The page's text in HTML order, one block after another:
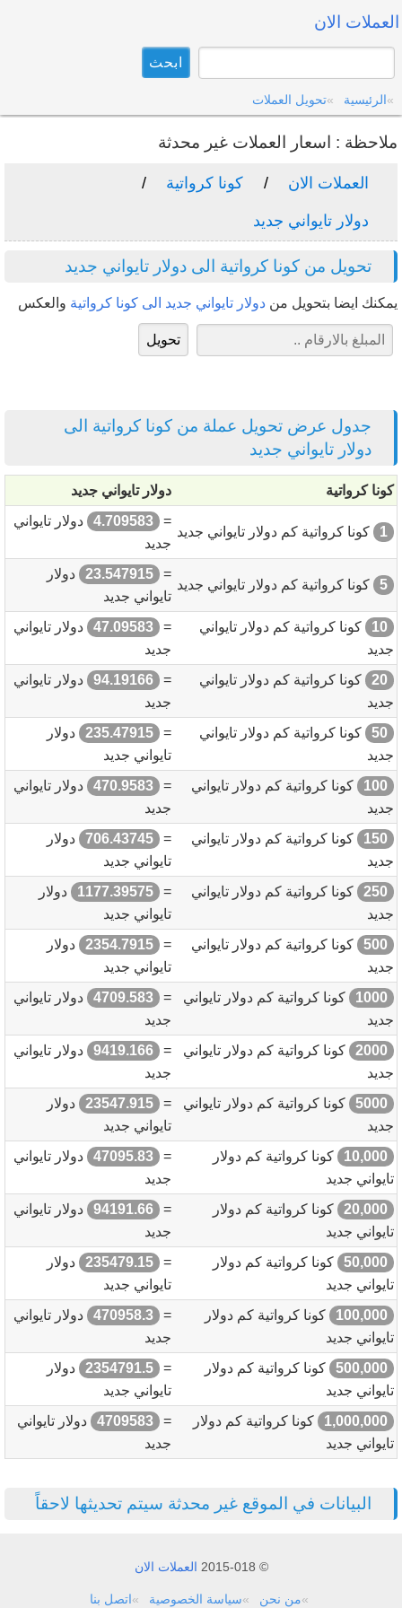
العملات الان
الرئيسية تحويل العملات
ملاحظة : اسعار العملات غير محدثة
العملات الان كونا كرواتية
دولار تايواني جديد
تحويل من كونا كرواتية الى دولار تايواني جديد
يمكنك ايضا بتحويل من دولار تايواني جديد الى كونا كرواتية والعكس
جدول عرض تحويل عملة من كونا كرواتية الى
دولار تايواني جديد
كونا كرواتية دولار تايواني جديد
1 كونا كرواتية كم دولار تايواني جديد
=
4.709583
دولار تايواني
جديد
5 كونا كرواتية كم دولار تايواني جديد
=
23.547915
دولار
تايواني جديد
10
كونا كرواتية كم دولار تايواني
جديد
=
47.09583
دولار تايواني
جديد
20
كونا كرواتية كم دولار تايواني
جديد
=
94.19166
دولار تايواني
جديد
50
كونا كرواتية كم دولار تايواني
جديد
=
235.47915
دولار
تايواني جديد
100
كونا كرواتية كم دولار تايواني
جديد
=
470.9583
دولار تايواني
جديد
150
كونا كرواتية كم دولار تايواني
جديد
=
706.43745
دولار
تايواني جديد
250
كونا كرواتية كم دولار تايواني
جديد
=
1177.39575
دولار
تايواني جديد
500
كونا كرواتية كم دولار تايواني
جديد
=
2354.7915
دولار
تايواني جديد
1000
كونا كرواتية كم دولار تايواني
جديد
=
4709.583
دولار تايواني
جديد
2000
كونا كرواتية كم دولار تايواني
جديد
=
9419.166
دولار تايواني
جديد
5000
كونا كرواتية كم دولار تايواني
جديد
=
23547.915
دولار
تايواني جديد
10,000
كونا كرواتية كم دولار
تايواني جديد
=
47095.83
دولار تايواني
جديد
20,000
كونا كرواتية كم دولار
تايواني جديد
=
94191.66
دولار تايواني
جديد
50,000
كونا كرواتية كم دولار
تايواني جديد
=
235479.15
دولار
تايواني جديد
100,000
كونا كرواتية كم دولار
تايواني جديد
=
470958.3
دولار تايواني
جديد
500,000
كونا كرواتية كم دولار
تايواني جديد
=
2354791.5
دولار
تايواني جديد
1,000,000
كونا كرواتية كم دولار
تايواني جديد
=
4709583
دولار تايواني
جديد
البيانات في الموقع غير محدثة سيتم تحديثها لاحقاً
© 2015-018 العملات الان
من نحن سياسة الخصوصية اتصل بنا